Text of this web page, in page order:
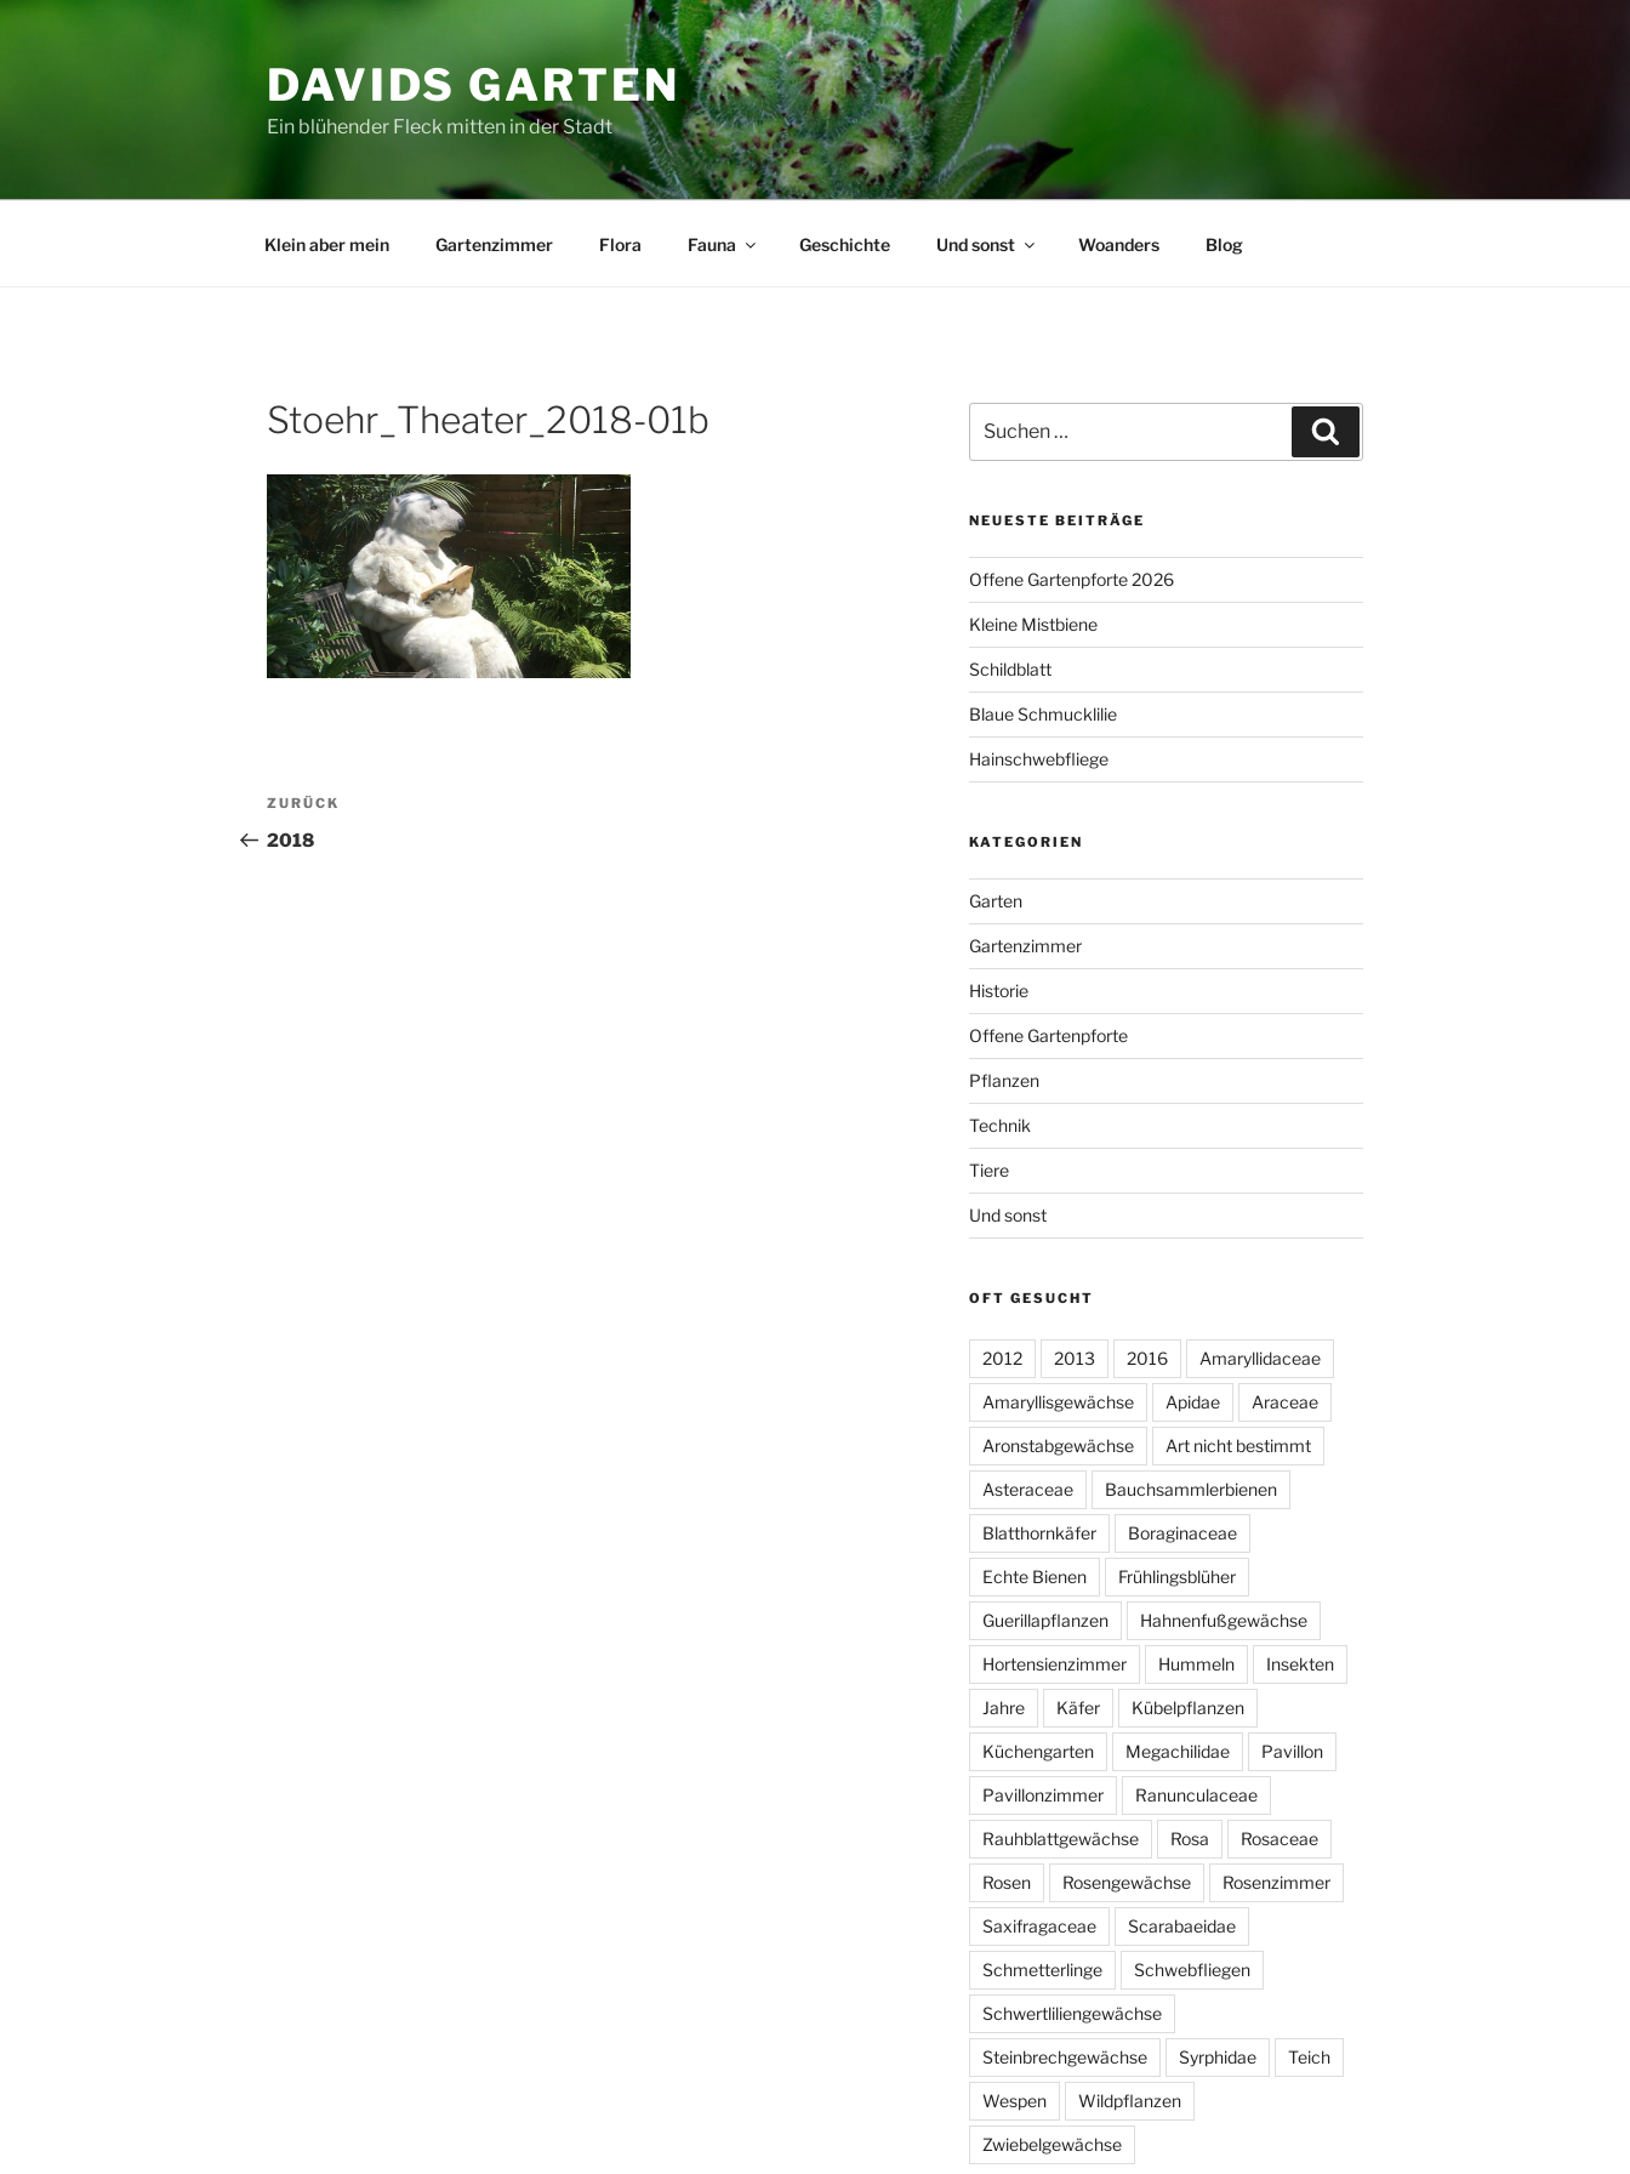
DAVIDS GARTEN
Ein blühender Fleck mitten in der Stadt
Klein aber mein Gartenzimmer Flora Fauna Geschichte Und sonst Woanders Blog
Stoehr_Theater_2018-01b
Beitragsnavigation
Vorheriger
Beitrag
ZURÜCK
2018
nach:
NEUESTE BEITRÄGE
Offene Gartenpforte 2026
Kleine Mistbiene
Schildblatt
Blaue Schmucklilie
Hainschwebfliege
KATEGORIEN
Garten
Gartenzimmer
Historie
Offene Gartenpforte
Pflanzen
Technik
Tiere
Und sonst
OFT GESUCHT
2012 2013 2016 Amaryllidaceae
Amaryllisgewächse Apidae Araceae
Aronstabgewächse Art nicht bestimmt
Asteraceae Bauchsammlerbienen
Blatthornkäfer Boraginaceae
Echte Bienen Frühlingsblüher
Guerillapflanzen Hahnenfußgewächse
Hortensienzimmer Hummeln Insekten
Jahre Käfer Kübelpflanzen
Küchengarten Megachilidae Pavillon
Pavillonzimmer Ranunculaceae
Rauhblattgewächse Rosa Rosaceae
Rosen Rosengewächse Rosenzimmer
Saxifragaceae Scarabaeidae
Schmetterlinge Schwebfliegen
Schwertliliengewächse
Steinbrechgewächse Syrphidae Teich
Wespen Wildpflanzen
Zwiebelgewächse